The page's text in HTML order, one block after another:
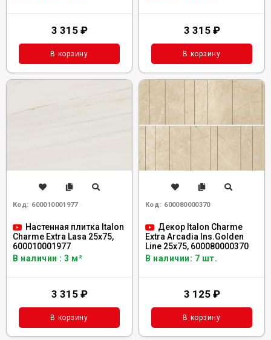
3 315 ₽
В корзину
3 315 ₽
В корзину
Код: 600010001977
Настенная плитка Italon
Charme Extra Lasa 25x75,
600010001977
В наличии : 3 м²
3 315 ₽
В корзину
Код: 600080000370
Декор Italon Charme
Extra Arcadia Ins.Golden
Line 25x75, 600080000370
В наличии: 7 шт.
3 125 ₽
В корзину